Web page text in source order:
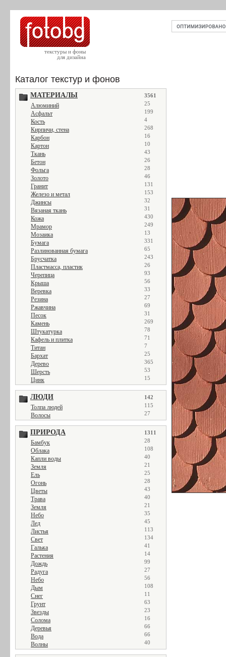
текстуры и фоны
для дизайна
Каталог текстур и фонов
МАТЕРИАЛЫ 3561
Алюминий 25
Асфальт 199
Кость 4
Кирпичи, стена 268
Карбон 16
Картон 10
Ткань 43
Бетон 26
Фольга 28
Золото 46
Гранит 131
Железо и метал 153
Джинсы 32
Вязаная ткань 31
Кожа 430
Мрамор 249
Мозаика 13
Бумага 331
Разлинованная бумага 65
Брусчатка 243
Пластмасса, пластик 26
Черепица 93
Крыша 56
Веревка 33
Резина 27
Ржавчина 69
Песок 31
Камень 269
Штукатурка 78
Кафель и плитка 71
Титан 7
Бархат 25
Дерево 365
Шерсть 53
Цинк 15
ЛЮДИ 142
Толпа людей 115
Волосы 27
ПРИРОДА 1311
Бамбук 28
Облака 108
Капли воды 40
Земля 21
Ель 25
Огонь 28
Цветы 43
Трава 40
Земля 21
Небо 35
Лед 45
Листья 113
Свет 134
Галька 41
Растения 14
Дождь 99
Радуга 27
Небо 56
Дым 108
Снег 11
Грунт 63
Звезды 23
Солома 16
Деревья 66
Вода 66
Волны 40